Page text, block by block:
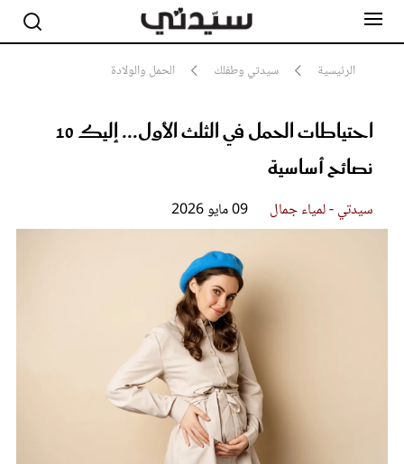
الرئيسية سيدتي وطفلك الحمل والولادة
احتياطات الحمل في الثلث الأول... إليك 10
نصائح أساسية
سيدتي - لمياء جمال 09 مايو 2026
مشاهير
جمال
سيدتي وطفلك
لايف ستايل